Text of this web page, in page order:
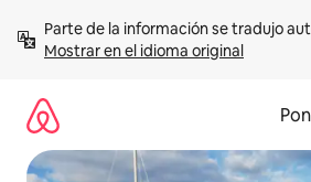
contenidoMostrar en el idioma original